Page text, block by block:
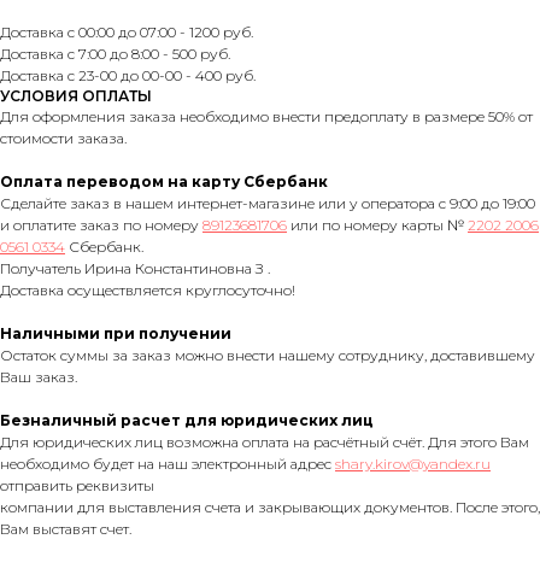
Доставка с 00:00 до 07:00 - 1200 руб.
Доставка с 7:00 до 8:00 - 500 руб.
Доставка с 23-00 до 00-00 - 400 руб.
УСЛОВИЯ ОПЛАТЫ
Для оформления заказа необходимо внести предоплату в размере 50% от
стоимости заказа.
Оплата переводом на карту Сбербанк
Сделайте заказ в нашем интернет-магазине или у оператора с 9:00 до 19:00
и оплатите заказ по номеру 89123681706 или по номеру карты № 2202 2006
0561 0334 Сбербанк.
Получатель Ирина Константиновна З .
Доставка осуществляется круглосуточно!
Наличными при получении
Остаток суммы за заказ можно внести нашему сотруднику, доставившему
Ваш заказ.
Безналичный расчет для юридических лиц
Для юридических лиц возможна оплата на расчётный счёт. Для этого Вам
необходимо будет на наш электронный адрес shary.kirov@yandex.ru
отправить реквизиты
компании для выставления счета и закрывающих документов. После этого,
Вам выставят счет.